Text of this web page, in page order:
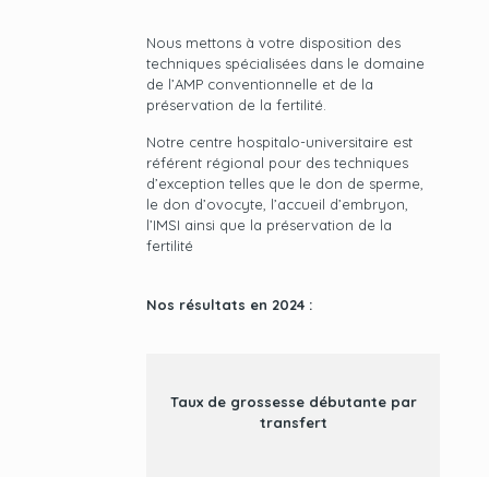
Nous mettons à votre disposition des
techniques spécialisées dans le domaine
de l’AMP conventionnelle et de la
préservation de la fertilité.
Notre centre hospitalo-universitaire est
référent régional pour des techniques
d’exception telles que le don de sperme,
le don d’ovocyte, l’accueil d’embryon,
l’IMSI ainsi que la préservation de la
fertilité
Nos résultats en 2024 :
Taux de grossesse débutante par
transfert